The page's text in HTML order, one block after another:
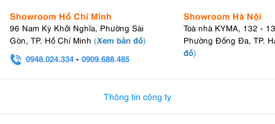
Showroom Hồ Chí Minh
96 Nam Kỳ Khởi Nghĩa, Phường Sài
Gòn, TP. Hồ Chí Minh (Xem bản đồ)
0948.024.334 - 0909.688.485
Showroom Hà Nội
Toà nhà KYMA, 132 -
Phường Đống Đa, TP.
đồ)
Thông tin công ty